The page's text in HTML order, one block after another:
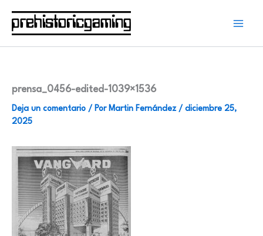
contenido
prensa_0456-edited-1039×1536
Deja un comentario / Por Martin Fernández / diciembre 25,
2025